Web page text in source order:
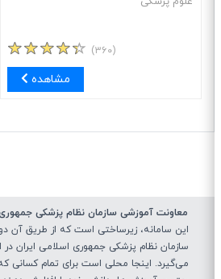
مشاهده
معاونت آموزشی سازمان نظام پزشکی جمهوری
این سامانه، زیرساختی‌ است که از طریق آن
سازمان نظام پزشکی جمهوری اسلامی ایران در
می‌گیرد. اینجا محلی است برای تمام کسانی